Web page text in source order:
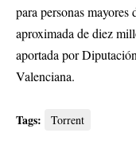
para personas
aproximada de diez
aportada por
Valenciana.
Tags: Torrent